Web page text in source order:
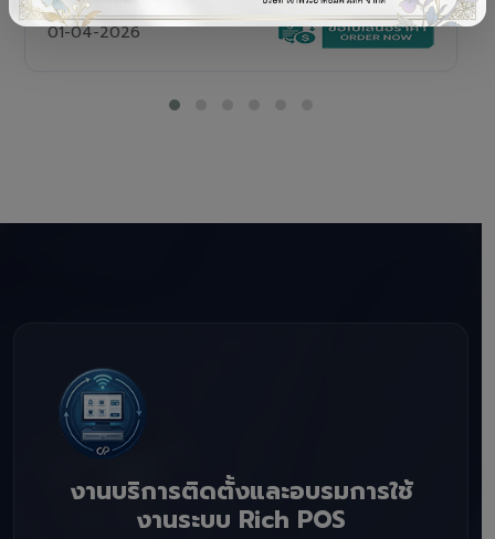
01-04-2026
งานบริการติดตั้งและอบรมการใช้
งานระบบ Rich POS